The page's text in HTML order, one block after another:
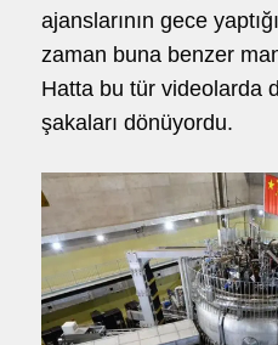
ajanslarının gece
zaman buna benzer
Hatta bu tür videolarda
şakaları dönüyordu.